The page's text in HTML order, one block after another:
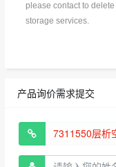
please contact to
storage services.
产品询价需求提交